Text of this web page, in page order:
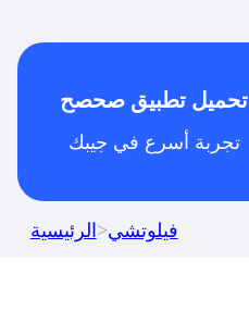
تحميل تطبيق صحصح
تجربة أسرع في جيبك
الرئيسية>فيلوتشي